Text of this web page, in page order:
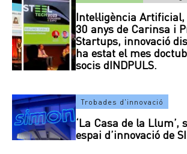
Intel·ligència
30 anys de Carinsa i
Startups, innovació
ha estat el mes
socis dINDPULS.
Trobades d'innovació
‘La Casa de la Llum’,
espai d’innovació de